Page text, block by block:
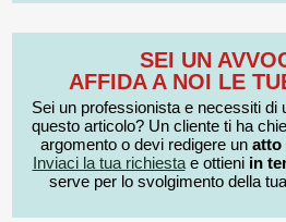
SEI UN
AFFIDA A NOI LE
Sei un professionista e necessiti di
questo articolo? Un cliente ti ha
argomento o devi redigere un atto
Inviaci la tua richiestae ottieni in
serve per lo svolgimento della